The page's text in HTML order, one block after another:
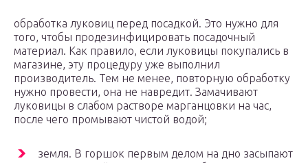
обработка луковиц перед посадкой. Это нужно для
того, чтобы продезинфицировать посадочный
материал. Как правило, если луковицы покупались в
магазине, эту процедуру уже выполнил
производитель. Тем не менее, повторную обработку
нужно провести, она не навредит. Замачивают
луковицы в слабом растворе марганцовки на час,
после чего промывают чистой водой;
земля. В горшок первым делом на дно засыпают